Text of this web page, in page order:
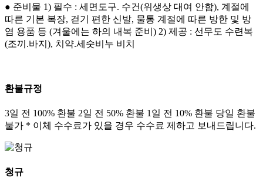
● 준비물 1) 필수 : 세면도구. 수건(위생상 대여 안함), 계절에
따른 기본 복장, 걷기 편한 신발, 물통 계절에 따른 방한 및 방
염 용품 등 (겨울에는 하의 내복 준비) 2) 제공 : 선무도 수련복
(조끼.바지), 치약.세숫비누 비치
환불규정
3일 전 100% 환불 2일 전 50% 환불 1일 전 10% 환불 당일 환불
불가 * 이체 수수료가 있을 경우 수수료 제하고 보내드립니다.
청규